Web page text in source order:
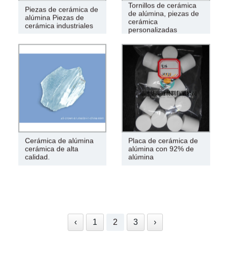
Piezas de cerámica de
alúmina Piezas de
cerámica industriales
Tornillos de cerámica
de alúmina, piezas de
cerámica
personalizadas
Cerámica de alúmina
cerámica de alta
calidad.
Placa de cerámica de
alúmina con 92% de
alúmina
‹ 1 2 3 ›